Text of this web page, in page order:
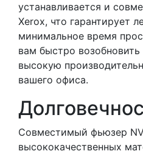
устанавливается и
Xerox, что гарантирует
минимальное время
вам быстро
высокую
вашего офиса.
Совместимый фьюзер
высококачественных